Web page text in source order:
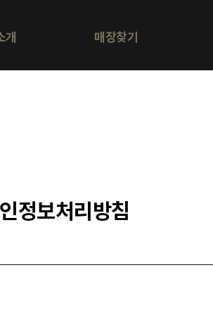
개 매장찾기
정보처리방침